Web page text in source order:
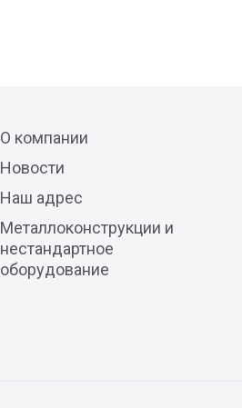
О компании
Новости
Наш адрес
Металлоконструкции и
нестандартное
оборудование